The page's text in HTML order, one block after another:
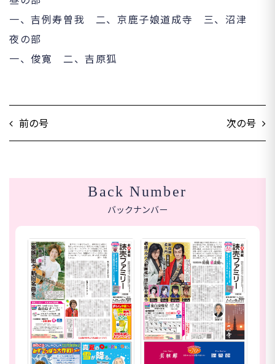
一、吉例寿曽我 二、京鹿子娘道成寺 三、沼津
夜の部
一、俊寛 二、吉原狐
前の号 次の号
Back Number
バックナンバー